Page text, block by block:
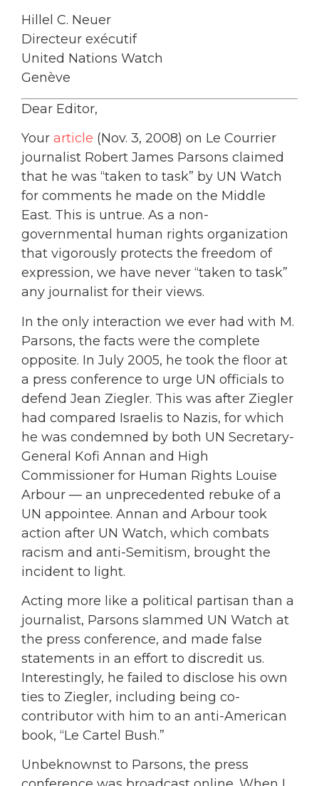
Hillel C. Neuer
Directeur exécutif
United Nations Watch
Genève
Dear Editor,
Your article (Nov. 3, 2008) on Le Courrier
journalist Robert James Parsons claimed
that he was “taken to task” by UN Watch
for comments he made on the Middle
East. This is untrue. As a non-
governmental human rights organization
that vigorously protects the freedom of
expression, we have never “taken to task”
any journalist for their views.
In the only interaction we ever had with M.
Parsons, the facts were the complete
opposite. In July 2005, he took the floor at
a press conference to urge UN officials to
defend Jean Ziegler. This was after Ziegler
had compared Israelis to Nazis, for which
he was condemned by both UN Secretary-
General Kofi Annan and High
Commissioner for Human Rights Louise
Arbour — an unprecedented rebuke of a
UN appointee. Annan and Arbour took
action after UN Watch, which combats
racism and anti-Semitism, brought the
incident to light.
Acting more like a political partisan than a
journalist, Parsons slammed UN Watch at
the press conference, and made false
statements in an effort to discredit us.
Interestingly, he failed to disclose his own
ties to Ziegler, including being co-
contributor with him to an anti-American
book, “Le Cartel Bush.”
Unbeknownst to Parsons, the press